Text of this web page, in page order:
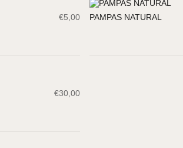
€5,00 PAMPAS NATURAL
€30,00